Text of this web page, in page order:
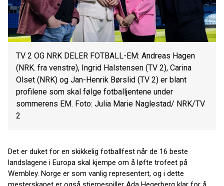
TV 2 OG NRK DELER FOTBALL-EM: Andreas Hagen
(NRK. fra venstre), Ingrid Halstensen (TV 2), Carina
Olset (NRK) og Jan-Henrik Børslid (TV 2) er blant
profilene som skal følge fotballjentene under
sommerens EM. Foto: Julia Marie Naglestad/ NRK/TV
2
Det er duket for en skikkelig fotballfest når de 16 beste
landslagene i Europa skal kjempe om å løfte trofeet på
Wembley. Norge er som vanlig representert, og i dette